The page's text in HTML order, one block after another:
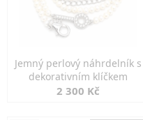
Jemný perlový náhrdelník s
dekorativním klíčkem
2 300 Kč